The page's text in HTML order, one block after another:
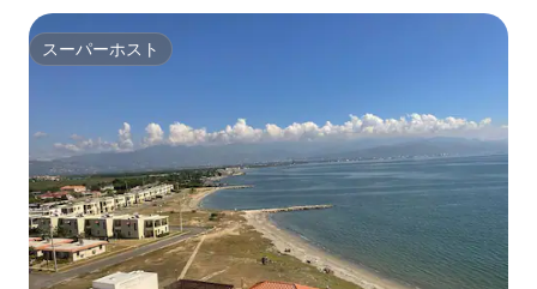
スーパーホスト
スーパーホスト